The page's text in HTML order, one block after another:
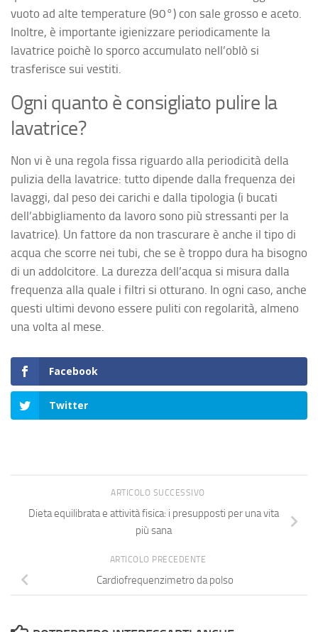
vuoto ad alte temperature (90°) con sale grosso e aceto.
Inoltre, è importante igienizzare periodicamente la
lavatrice poichè lo sporco accumulato nell’oblò si
trasferisce sui vestiti.
Ogni quanto è consigliato pulire la
lavatrice?
Non vi è una regola fissa riguardo alla periodicità della
pulizia della lavatrice: tutto dipende dalla frequenza dei
lavaggi, dal peso dei carichi e dalla tipologia (i bucati
dell’abbigliamento da lavoro sono più stressanti per la
lavatrice). Un fattore da non trascurare è anche il tipo di
acqua che scorre nei tubi, che se è troppo dura ha bisogno
di un addolcitore. La durezza dell’acqua si misura dalla
frequenza alla quale i filtri si otturano. In ogni caso, anche
questi ultimi devono essere puliti con regolarità, almeno
una volta al mese.
Facebook
Twitter
ARTICOLO SUCCESSIVO
Dieta equilibrata e attività fisica: i presupposti per una vita
più sana
ARTICOLO PRECEDENTE
Cardiofrequenzimetro da polso